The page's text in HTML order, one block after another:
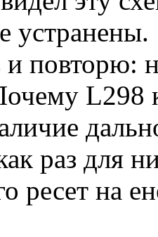
устранены.
повторю:
L298
раз для
ресет на